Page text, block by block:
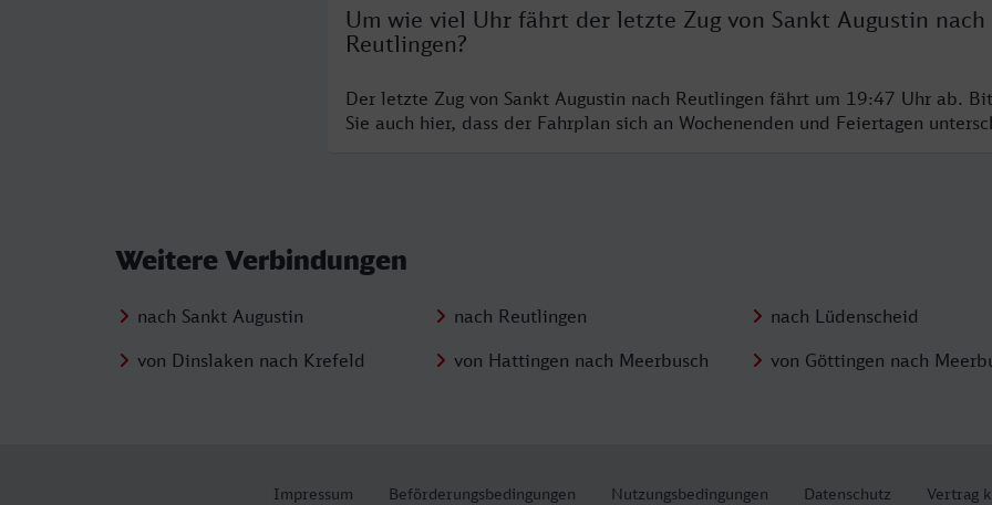
Um wie viel Uhr fährt der letzte Zug von Sankt Augustin nach
Reutlingen?
Der letzte Zug von Sankt Augustin nach Reutlingen fährt um 19:47 Uhr ab.
Sie auch hier, dass der Fahrplan sich an Wochenenden und Feiertagen
Weitere Verbindungen
nach Sankt Augustin nach Reutlingen nach Lüdenscheid
von Dinslaken nach Krefeld
von Hattingen nach Meerbusch von Göttingen nach
Impressum Beförderungsbedingungen Nutzungsbedingungen Datenschutz Vertrag